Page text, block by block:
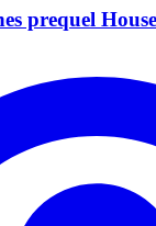
prequel